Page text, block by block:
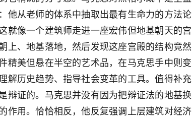
他从老师的体系中抽取出最有生命力的方法论
就像一个建筑师走进一座宏伟但地基朝天的宫
上、地基落地，然后发现这座宫殿的结构竟然
精美但悬在半空的艺术品，在马克思手中则变
历史趋势、指导社会变革的工具。值得补充
辩证的。马克思并没有因为把辩证法的地基换
作用。恰恰相反，他反复强调上层建筑对经济